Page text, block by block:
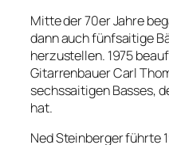
Mitte der 70er Jahre
dann auch fünfsaitige
herzustellen. 1975
Gitarrenbauer Carl
sechssaitigen Basses,
hat.
Ned Steinberger führte